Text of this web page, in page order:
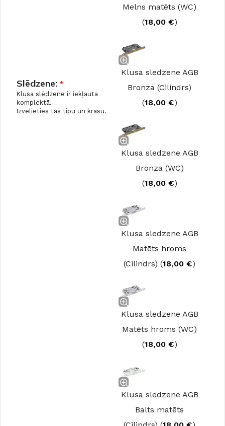
Slēdzene: *
Klusa slēdzene ir iekļauta
komplektā.
Izvēlieties tās tipu un krāsu.
Melns matēts (WC)
(18,00 €)
Klusa sledzene AGB
Bronza (Cilindrs)
(18,00 €)
Klusa sledzene AGB
Bronza (WC)
(18,00 €)
Klusa sledzene AGB
Matēts hroms
(Cilindrs) (18,00 €)
Klusa sledzene AGB
Matēts hroms (WC)
(18,00 €)
Klusa sledzene AGB
Balts matēts